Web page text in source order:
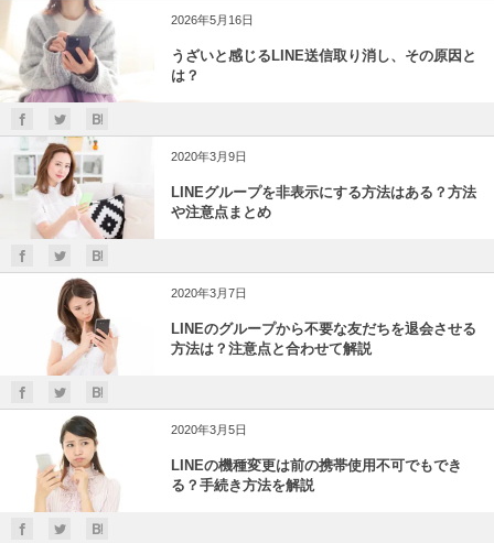
2026年5月16日
うざいと感じるLINE送信取り消し、その原因と
は？
2020年3月9日
LINEグループを非表示にする方法はある？方法
や注意点まとめ
2020年3月7日
LINEのグループから不要な友だちを退会させる
方法は？注意点と合わせて解説
2020年3月5日
LINEの機種変更は前の携帯使用不可でもでき
る？手続き方法を解説